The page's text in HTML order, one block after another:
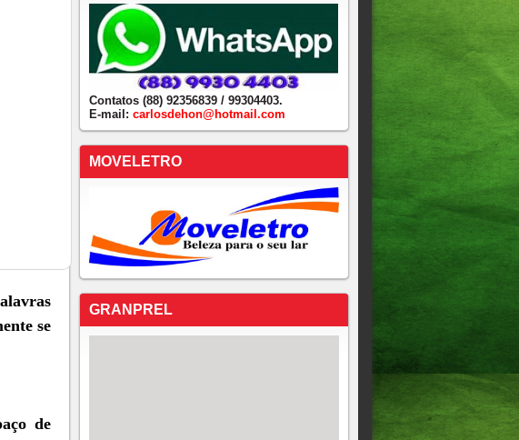
se
de
Contatos (88) 92356839 / 99304403.
E-mail: carlosdehon@hotmail.com
MOVELETRO
GRANPREL